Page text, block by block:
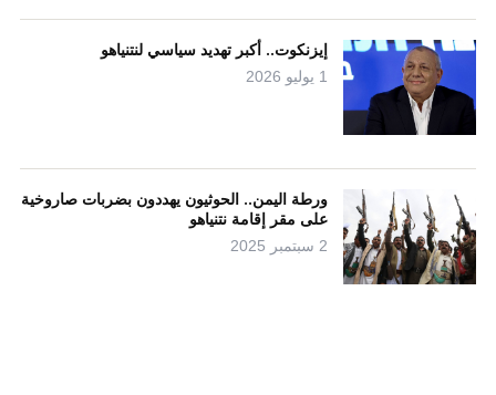
إيزنكوت.. أكبر تهديد سياسي لنتنياهو
1 يوليو 2026
ورطة اليمن.. الحوثيون يهددون بضربات صاروخية
على مقر إقامة نتنياهو
2 سبتمبر 2025